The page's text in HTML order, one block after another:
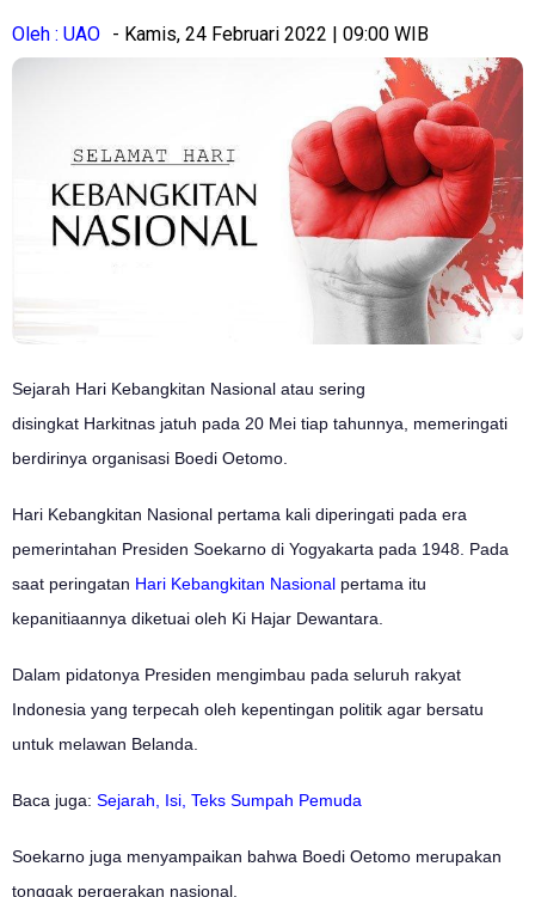
Oleh : UAO - Kamis, 24 Februari 2022 | 09:00 WIB
Sejarah Hari Kebangkitan Nasional atau sering
disingkat Harkitnas jatuh pada 20 Mei tiap tahunnya, memeringati
berdirinya organisasi Boedi Oetomo.
Hari Kebangkitan Nasional pertama kali diperingati pada era
pemerintahan Presiden Soekarno di Yogyakarta pada 1948. Pada
saat peringatan Hari Kebangkitan Nasional pertama itu
kepanitiaannya diketuai oleh Ki Hajar Dewantara.
Dalam pidatonya Presiden mengimbau pada seluruh rakyat
Indonesia yang terpecah oleh kepentingan politik agar bersatu
untuk melawan Belanda.
Baca juga: Sejarah, Isi, Teks Sumpah Pemuda
Soekarno juga menyampaikan bahwa Boedi Oetomo merupakan
tonggak pergerakan nasional.